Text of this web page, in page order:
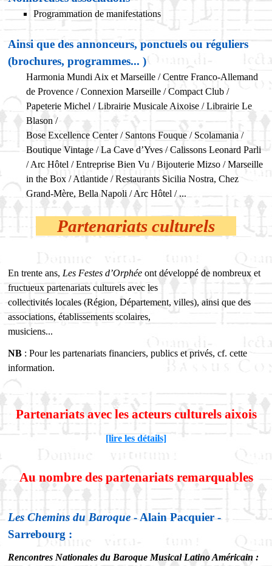
Programmation de manifestations
Ainsi que des annonceurs, ponctuels ou réguliers
(brochures, programmes... )
Harmonia Mundi Aix et Marseille / Centre Franco-Allemand
de Provence / Connexion Marseille / Compact Club /
Papeterie Michel / Librairie Musicale Aixoise / Librairie Le
Blason /
Bose Excellence Center / Santons Fouque / Scolamania /
Boutique Vintage / La Cave d’Yves /Calissons Leonard Parli
/ Arc Hôtel / Entreprise Bien Vu / Bijouterie Mizso / Marseille
in the Box / Atlantide / Restaurants Sicilia Nostra, Chez
Grand-Mère, Bella Napoli / Arc Hôtel / ...
Partenariats culturels
En trente ans, Les Festes d’Orphée ont développé de nombreux et
fructueux partenariats culturels avec les
collectivités locales (Région, Département, villes), ainsi que des
associations, établissements scolaires,
musiciens...
NB : Pour les partenariats financiers, publics et privés, cf. cette
information.
Partenariats avec les acteurs culturels aixois
[lire les détails]
Au nombre des partenariats remarquables
Les Chemins du Baroque - Alain Pacquier -
Sarrebourg :
Rencontres Nationales du Baroque Musical Latino Américain :